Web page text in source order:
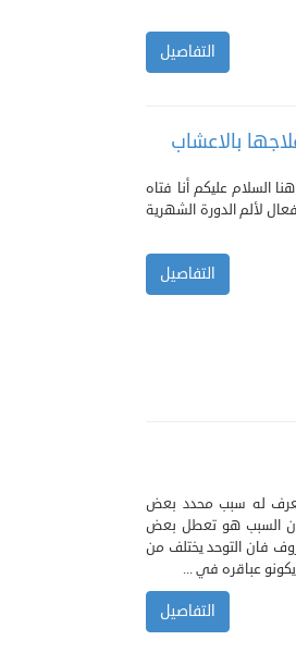
التفاصيل
بالاعشاب
هنا السلام عليكم أنا فتاه
فعال لألم الدورة الشهرية
التفاصيل
يعرف له سبب محدد بعض
السبب هو تعطل بعض
فان التوحد يختلف من
عباقره في ...
التفاصيل